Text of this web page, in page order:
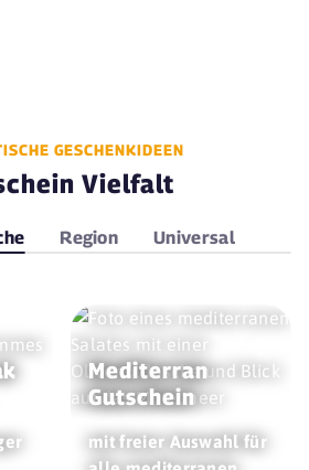
GESCHENKIDEEN
Vielfalt
Region Universal
Mediterran
Gutschein
mit freier Auswahl für